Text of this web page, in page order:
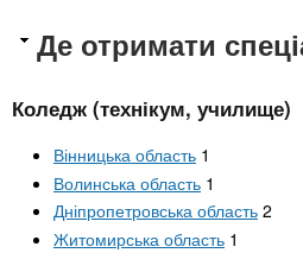
Де отримати
Коледж (технікум, училище)
Вінницька область 1
Волинська область 1
Дніпропетровська область 2
Житомирська область 1